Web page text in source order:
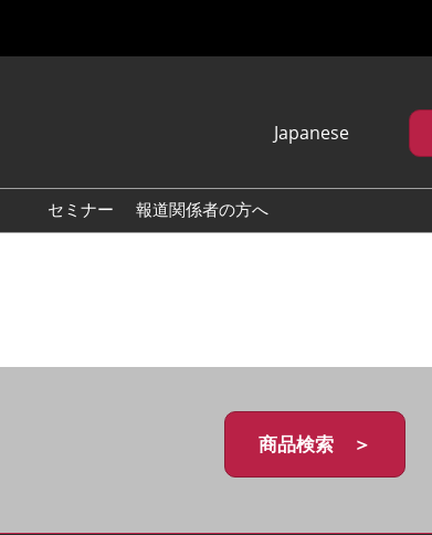
Japanese
English
繁體中文
セミナー 報道関係者の方へ
商品検索 ＞